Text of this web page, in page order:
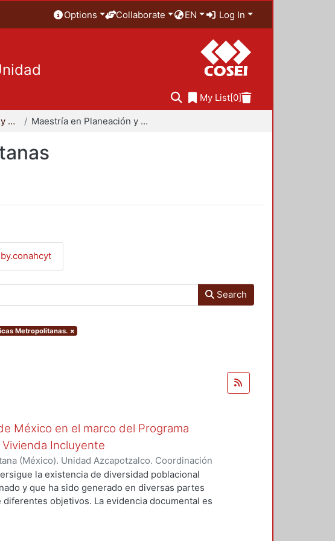
Options Collaborate EN Log In
My List[0]
Maestría en Planeación y Políticas Metropolitanas Maestría en Planeación y Políticas Metropolitanas
Search
Metropolitanas. ×
México en el marco del Programa
Incluyente
(México). Unidad Azcapotzalco. Coordinación
06)Espinoza Trejo, Víctor Hugo
la existencia de diversidad poblacional
y que ha sido generado en diversas partes
objetivos. La evidencia documental es